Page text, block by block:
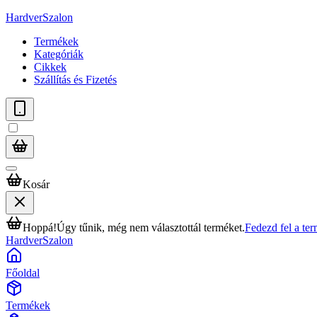
HardverSzalon
Termékek
Kategóriák
Cikkek
Szállítás és Fizetés
Kosár
Hoppá!Úgy tűnik, még nem választottál terméket.Fedezd fel a
HardverSzalon
Főoldal
Termékek